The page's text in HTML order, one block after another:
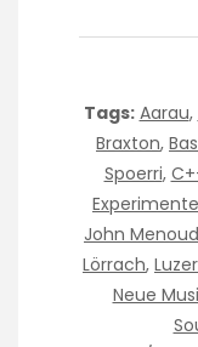
Tags: Aarau,
Braxton,
Spoerri,
John Menoud
Lörrach,
Neue